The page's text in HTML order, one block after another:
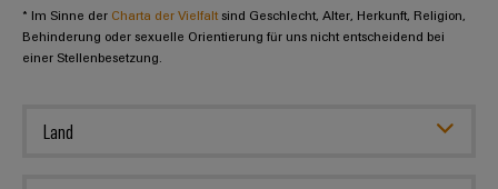
Energiespeicher
Lösungen
und
Single
Anschlussleitungen,
Patchkabel
easyConnect
-
Ihre
Vertrieb
Academy
People
Abschlussarbeiten
* Im Sinne der Charta der Vielfalt sind Geschlecht, Alter, Herkunft, Religion,
Behinderung oder sexuelle Orientierung für uns nicht entscheidend bei
einer Stellenbesetzung.
Land